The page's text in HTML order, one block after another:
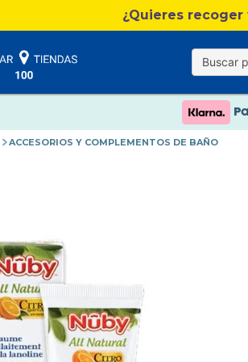
¿Quieres
Envío gratis.
ACCESORIOS Y COMPLEMENTOS DE BAÑO